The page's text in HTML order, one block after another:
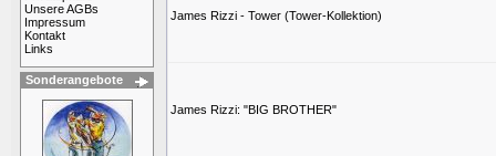
Unsere AGBs
Impressum
Kontakt
Links
Sonderangebote
James Rizzi - Tower (Tower-Kollektion)
James Rizzi: "BIG BROTHER"